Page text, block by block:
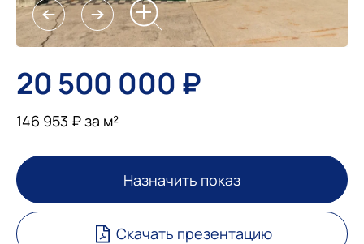
20 500 000 ₽
146 953 ₽ за м²
Назначить показ
Скачать презентацию